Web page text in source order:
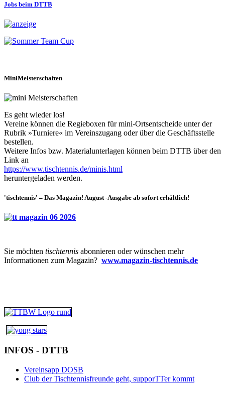
Jobs beim DTTB
MiniMeisterschaften
Es geht wieder los!
Vereine können die Regieboxen für mini-Ortsentscheide unter der
Rubrik »Turniere« im Vereinszugang oder über die Geschäftsstelle
bestellen.
Weitere Infos bzw. Materialunterlagen können beim DTTB über den
Link an
https://www.tischtennis.de/minis.html
heruntergeladen werden.
'tischtennis' – Das Magazin! August -Ausgabe ab sofort erhältlich!
Sie möchten tischtennis abonnieren oder wünschen mehr
Informationen zum Magazin? www.magazin-tischtennis.de
INFOS - DTTB
Vereinsapp DOSB
Club der Tischtennisfreunde geht, supporTTer kommt